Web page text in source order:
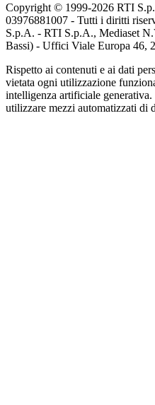
Copyright © 1999-2026 RTI
03976881007 - Tutti i diritti
S.p.A. - RTI S.p.A., Mediaset
Bassi) - Uffici Viale Europa 46,
Rispetto ai contenuti e ai dati
vietata ogni utilizzazione
intelligenza artificiale
utilizzare mezzi automatizzati di